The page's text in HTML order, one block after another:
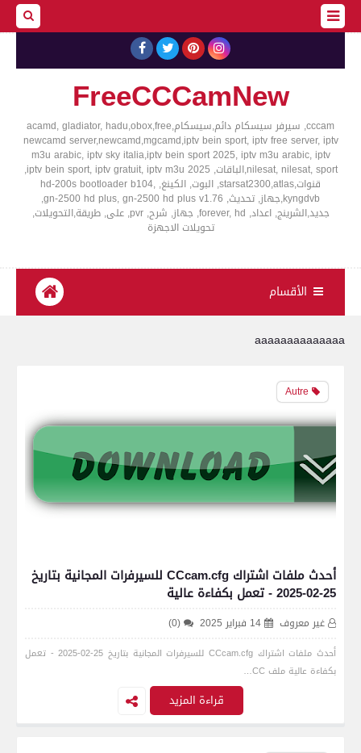
FreeCCCamNew
cccam, سيرفر سيسكام دائم,سيسكام,acamd, gladiator, hadu,obox,free
newcamd server,newcamd,mgcamd,iptv bein sport, iptv free server, iptv
m3u arabic, iptv sky italia,iptv bein sport 2025, iptv m3u arabic, iptv
nilesat, nilesat, sport,الباقات, iptv bein sport, iptv gratuit, iptv m3u 2025,
قنوات,starsat2300,atlas, البوت, الكينغ, hd-200s bootloader b104,
kyngdvb,جهاز, تحديث, gn-2500 hd plus, gn-2500 hd plus v1.76,
جديد,الشرينج, اعداد, forever, hd, جهاز, شرح, pvr, على, طريقة,التحويلات,
تحويلات الاجهزة
الأقسام
aaaaaaaaaaaaaa
Autre
أحدث ملفات اشتراك CCcam.cfg للسيرفرات المجانية بتاريخ
25-02-2025 - تعمل بكفاءة عالية
غير معروف 14 فبراير 2025 (0)
أحدث ملفات اشتراك CCcam.cfg للسيرفرات المجانية بتاريخ 25-02-2025 - تعمل
بكفاءة عالية ملف CC…
قراءة المزيد